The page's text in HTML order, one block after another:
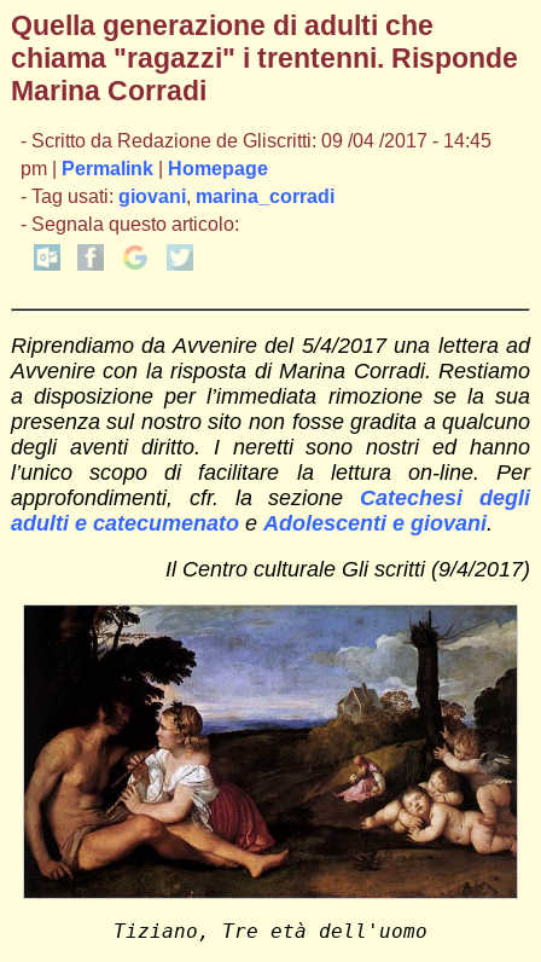
Quella generazione di adulti che
chiama "ragazzi" i trentenni. Risponde
Marina Corradi
- Scritto da Redazione de Gliscritti: 09 /04 /2017 - 14:45
pm |
Permalink|
Homepage
- Tag usati: giovani, marina_corradi
- Segnala questo articolo:
Riprendiamo da Avvenire del 5/4/2017 una lettera ad
Avvenire con la risposta di Marina Corradi. Restiamo
a disposizione per l’immediata rimozione se la sua
presenza sul nostro sito non fosse gradita a qualcuno
degli aventi diritto. I neretti sono nostri ed hanno
l’unico scopo di facilitare la lettura on-line. Per
approfondimenti, cfr. la sezione Catechesi degli
adulti e catecumenatoe Adolescenti e giovani.
Il Centro culturale Gli scritti (9/4/2017)
Tiziano, Tre età dell'uomo